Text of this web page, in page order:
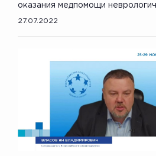
оказания медпомощи
27.07.2022